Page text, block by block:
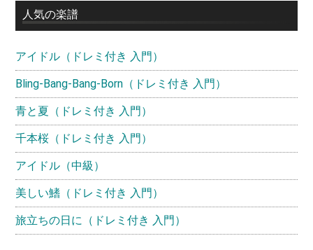
イ
ド
バ
ー
人気の楽譜
アイドル（ドレミ付き 入門）
Bling-Bang-Bang-Born（ドレミ付き 入門）
青と夏（ドレミ付き 入門）
千本桜（ドレミ付き 入門）
アイドル（中級）
美しい鰭（ドレミ付き 入門）
旅立ちの日に（ドレミ付き 入門）